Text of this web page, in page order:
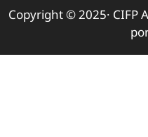
Copyright © 2025· CIFP